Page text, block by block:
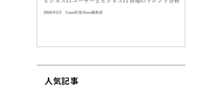
人気記事